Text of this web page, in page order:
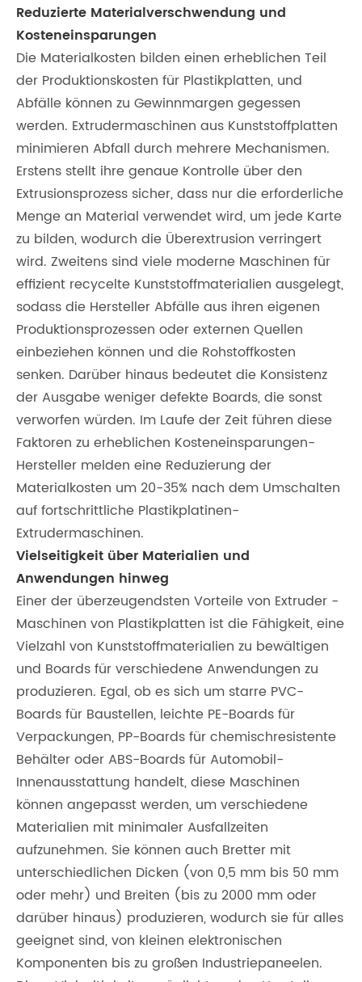
Reduzierte Materialverschwendung und
Kosteneinsparungen
Die Materialkosten bilden einen erheblichen Teil
der Produktionskosten für Plastikplatten, und
Abfälle können zu Gewinnmargen gegessen
werden. Extrudermaschinen aus Kunststoffplatten
minimieren Abfall durch mehrere Mechanismen.
Erstens stellt ihre genaue Kontrolle über den
Extrusionsprozess sicher, dass nur die erforderliche
Menge an Material verwendet wird, um jede Karte
zu bilden, wodurch die Überextrusion verringert
wird. Zweitens sind viele moderne Maschinen für
effizient recycelte Kunststoffmaterialien ausgelegt,
sodass die Hersteller Abfälle aus ihren eigenen
Produktionsprozessen oder externen Quellen
einbeziehen können und die Rohstoffkosten
senken. Darüber hinaus bedeutet die Konsistenz
der Ausgabe weniger defekte Boards, die sonst
verworfen würden. Im Laufe der Zeit führen diese
Faktoren zu erheblichen Kosteneinsparungen-
Hersteller melden eine Reduzierung der
Materialkosten um 20-35% nach dem Umschalten
auf fortschrittliche Plastikplatinen-
Extrudermaschinen.
Vielseitigkeit über Materialien und
Anwendungen hinweg
Einer der überzeugendsten Vorteile von Extruder -
Maschinen von Plastikplatten ist die Fähigkeit, eine
Vielzahl von Kunststoffmaterialien zu bewältigen
und Boards für verschiedene Anwendungen zu
produzieren. Egal, ob es sich um starre PVC-
Boards für Baustellen, leichte PE-Boards für
Verpackungen, PP-Boards für chemischresistente
Behälter oder ABS-Boards für Automobil-
Innenausstattung handelt, diese Maschinen
können angepasst werden, um verschiedene
Materialien mit minimaler Ausfallzeiten
aufzunehmen. Sie können auch Bretter mit
unterschiedlichen Dicken (von 0,5 mm bis 50 mm
oder mehr) und Breiten (bis zu 2000 mm oder
darüber hinaus) produzieren, wodurch sie für alles
geeignet sind, von kleinen elektronischen
Komponenten bis zu großen Industriepaneelen.